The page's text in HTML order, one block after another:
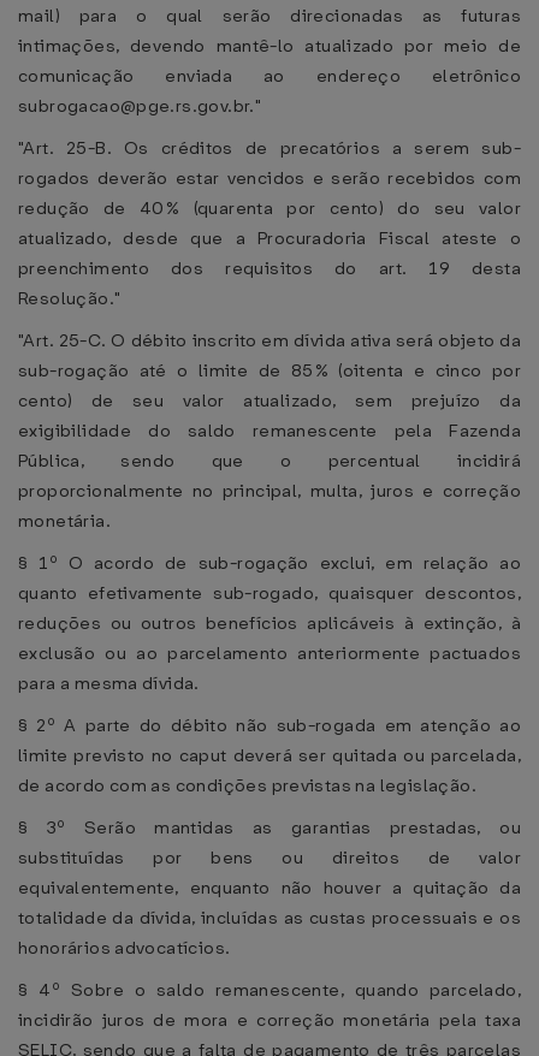
mail) para o qual serão direcionadas as futuras
intimações, devendo mantê-lo atualizado por meio de
comunicação enviada ao endereço eletrônico
subrogacao@pge.rs.gov.br."
"Art. 25-B. Os créditos de precatórios a serem sub-
rogados deverão estar vencidos e serão recebidos com
redução de 40% (quarenta por cento) do seu valor
atualizado, desde que a Procuradoria Fiscal ateste o
preenchimento dos requisitos do art. 19 desta
Resolução."
"Art. 25-C. O débito inscrito em dívida ativa será objeto da
sub-rogação até o limite de 85% (oitenta e cinco por
cento) de seu valor atualizado, sem prejuízo da
exigibilidade do saldo remanescente pela Fazenda
Pública, sendo que o percentual incidirá
proporcionalmente no principal, multa, juros e correção
monetária.
§ 1º O acordo de sub-rogação exclui, em relação ao
quanto efetivamente sub-rogado, quaisquer descontos,
reduções ou outros benefícios aplicáveis à extinção, à
exclusão ou ao parcelamento anteriormente pactuados
para a mesma dívida.
§ 2º A parte do débito não sub-rogada em atenção ao
limite previsto no caput deverá ser quitada ou parcelada,
de acordo com as condições previstas na legislação.
§ 3º Serão mantidas as garantias prestadas, ou
substituídas por bens ou direitos de valor
equivalentemente, enquanto não houver a quitação da
totalidade da dívida, incluídas as custas processuais e os
honorários advocatícios.
§ 4º Sobre o saldo remanescente, quando parcelado,
incidirão juros de mora e correção monetária pela taxa
SELIC, sendo que a falta de pagamento de três parcelas